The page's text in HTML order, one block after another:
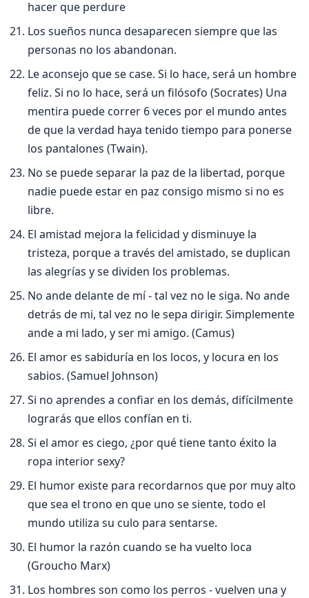
hacer que perdure
Los sueños nunca desaparecen siempre que las
personas no los abandonan.
Le aconsejo que se case. Si lo hace, será un hombre
feliz. Si no lo hace, será un filósofo (Socrates) Una
mentira puede correr 6 veces por el mundo antes
de que la verdad haya tenido tiempo para ponerse
los pantalones (Twain).
No se puede separar la paz de la libertad, porque
nadie puede estar en paz consigo mismo si no es
libre.
El amistad mejora la felicidad y disminuye la
tristeza, porque a través del amistado, se duplican
las alegrí­as y se dividen los problemas.
No ande delante de mí­ - tal vez no le siga. No ande
detrás de mi, tal vez no le sepa dirigir. Simplemente
ande a mi lado, y ser mi amigo. (Camus)
El amor es sabidurí­a en los locos, y locura en los
sabios. (Samuel Johnson)
Si no aprendes a confiar en los demás, difí­cilmente
lograrás que ellos confí­an en ti.
Si el amor es ciego, ¿por qué tiene tanto éxito la
ropa interior sexy?
El humor existe para recordarnos que por muy alto
que sea el trono en que uno se siente, todo el
mundo utiliza su culo para sentarse.
El humor la razón cuando se ha vuelto loca
(Groucho Marx)
Los hombres son como los perros - vuelven una y